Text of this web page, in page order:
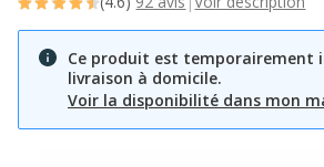
Ce produit est temporairement
livraison à domicile.
Voir la disponibilité dans mon